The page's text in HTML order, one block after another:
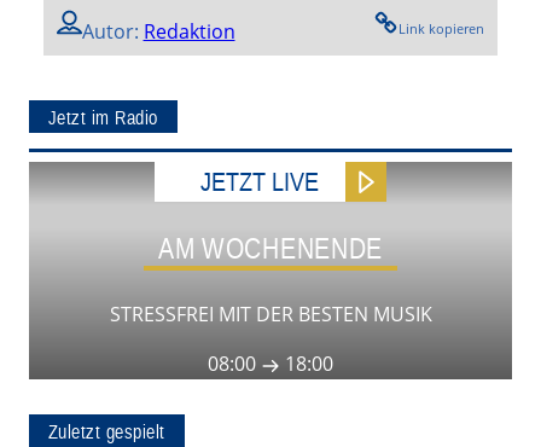
Autor: Redaktion Link kopieren
Jetzt im Radio
JETZT LIVE
AM WOCHENENDE
STRESSFREI MIT DER BESTEN MUSIK
08:00
18:00
Zuletzt gespielt